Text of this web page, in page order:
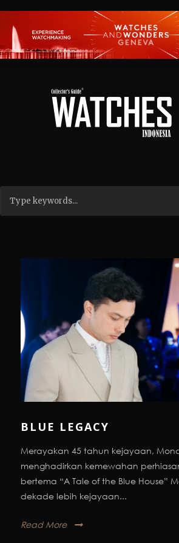
BLUE LEGACY
Merayakan 45 tahun kejayaan,
menghadirkan kemewahan
bertema “A Tale of the Blue House”
dekade lebih kejayaan...
Read More